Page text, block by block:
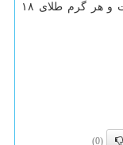
طلا در بازارهای جهانی، ۱۲۹۷ دلار و ۱۹ سنت و هر گرم طلای ۱۸
(0)